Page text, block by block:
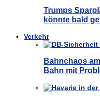
Trumps
könnte bald
Verkehr
Bahnchaos
Bahn mit